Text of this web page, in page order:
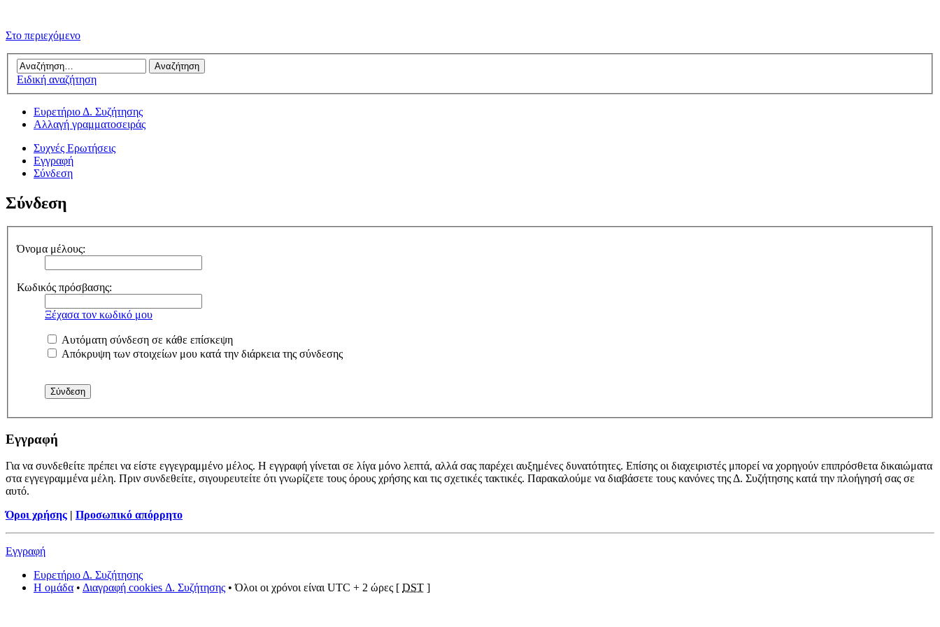
Στο περιεχόμενο
Ειδική αναζήτηση
Ευρετήριο Δ. Συζήτησης
Αλλαγή γραμματοσειράς
Συχνές Ερωτήσεις
Εγγραφή
Σύνδεση
Σύνδεση
Όνομα μέλους:
Κωδικός πρόσβασης:
Ξέχασα τον κωδικό μου
Αυτόματη σύνδεση σε κάθε επίσκεψη
Απόκρυψη των στοιχείων μου κατά την διάρκεια της σύνδεσης
Εγγραφή
Για να συνδεθείτε πρέπει να είστε εγγεγραμμένο μέλος. Η εγγραφή γίνεται σε λίγα μόνο λεπτά, αλλά σας παρέχει αυξημένες δυνατότητες. Επίσης οι διαχειριστές μπορεί να χορηγούν επιπρόσθετα δικαιώματα
στα εγγεγραμμένα μέλη. Πριν συνδεθείτε, σιγουρευτείτε ότι γνωρίζετε τους όρους χρήσης και τις σχετικές τακτικές. Παρακαλούμε να διαβάσετε τους κανόνες της Δ. Συζήτησης κατά την πλοήγησή σας σε
αυτό.
Όροι χρήσης | Προσωπικό απόρρητο
Εγγραφή
Ευρετήριο Δ. Συζήτησης
Η ομάδα • Διαγραφή cookies Δ. Συζήτησης • Όλοι οι χρόνοι είναι UTC + 2 ώρες [ DST ]